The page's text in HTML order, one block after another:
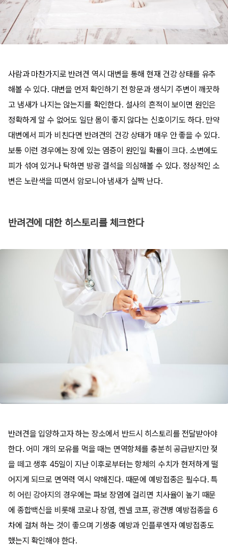
사람과 마찬가지로 반려견 역시 대변을 통해 현재 건강 상태를 유추
해볼 수 있다. 대변을 먼저 확인하기 전 항문과 생식기 주변이 깨끗하
고 냄새가 나지는 않는지를 확인한다. 설사의 흔적이 보이면 원인은
정확하게 알 수 없어도 일단 몸이 좋지 않다는 신호이기도 하다. 만약
대변에서 피가 비친다면 반려견의 건강 상태가 매우 안 좋을 수 있다.
보통 이런 경우에는 장에 있는 염증이 원인일 확률이 크다. 소변에도
피가 섞여 있거나 탁하면 방광 결석을 의심해볼 수 있다. 정상적인 소
변은 노란색을 띠면서 암모니아 냄새가 살짝 난다.
반려견에 대한 히스토리를 체크한다
반려견을 입양하고자 하는 장소에서 반드시 히스토리를 전달받아야
한다. 어미 개의 모유를 먹을 때는 면역항체를 충분히 공급받지만 젖
을 떼고 생후 45일이 지난 이후로부터는 항체의 수치가 현저하게 떨
어지게 되므로 면역력 역시 약해진다. 때문에 예방접종은 필수다. 특
히 어린 강아지의 경우에는 파보 장염에 걸리면 치사율이 높기 때문
에 종합백신을 비롯해 코로나 장염, 켄넬 코프, 광견병 예방접종을 6
차에 걸쳐 하는 것이 좋으며 기생충 예방과 인플루엔자 예방접종도
했는지 확인해야 한다.